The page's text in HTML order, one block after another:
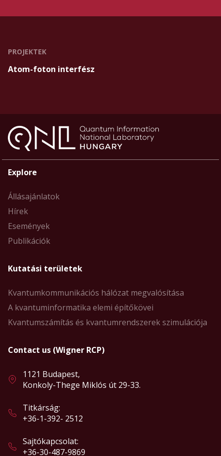
PROJEKTEK
Atom-foton interfész
Explore
Állásajánlatok
Hírek
Események
Publikációk
Kutatási területek
Kvantumkommunikációs hálózat megvalósítása
A kvantuminformatika elemi építőkövei
Kvantumszámítás és kvantumrendszerek szimulációja
Contact us (Wigner RCP)
1121 Budapest,
Konkoly-Thege Miklós út 29-33.
Titkárság:
+36-1-392- 2512
Sajtókapcsolat:
+36-30-487-9869